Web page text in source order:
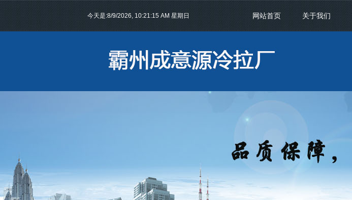
今天是:8/9/2026, 10:21:16 AM 星期日 网站首页 关于我们